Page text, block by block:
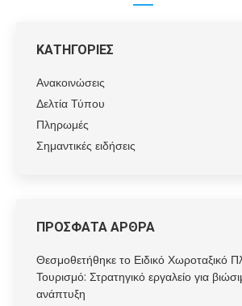
ΚΑΤΗΓΟΡΙΕΣ
Ανακοινώσεις
Δελτία Τύπου
Πληρωμές
Σημαντικές ειδήσεις
ΠΡΟΣΦΑΤΑ ΑΡΘΡΑ
Θεσμοθετήθηκε το Ειδικό Χωροταξικό
Τουρισμό: Στρατηγικό εργαλείο για
ανάπτυξη